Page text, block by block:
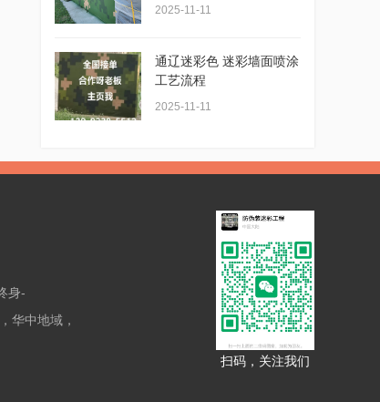
2025-11-11
通辽迷彩色 迷彩墙面喷涂
工艺流程
2025-11-11
身-
华中地域，
扫码，关注我们